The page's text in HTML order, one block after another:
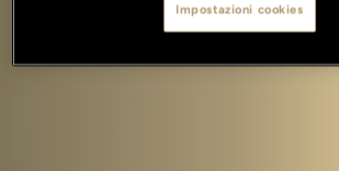
Impostazioni cookies